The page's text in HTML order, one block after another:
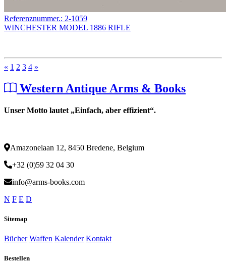
Referenznummer.: 2-1059
WINCHESTER MODEL 1886 RIFLE
« 1 2 3 4 »
Western Antique Arms & Books
Unser Motto lautet „Einfach, aber effizient“.
Amazonelaan 12, 8450 Bredene, Belgium
+32 (0)59 32 04 30
info@arms-books.com
N F E D
Sitemap
Bücher Waffen Kalender Kontakt
Bestellen